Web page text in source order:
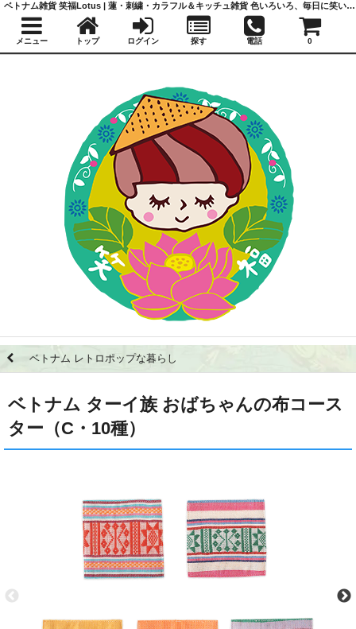
ベトナム レトロポップな暮らし
ベトナム ターイ族 おばちゃんの布コース
ター（C・10種）
ベトナム雑貨 笑福Lotus | 蓮・刺繍・カラフル＆キッチュ雑貨 色いろいろ、毎日に笑いと福を
メニュー トップ ログイン 探す 電話 0